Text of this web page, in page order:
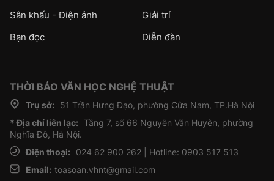
Sân khấu - Điện ảnh
Giải trí
Bạn đọc
Diễn đàn
THỜI BÁO VĂN HỌC NGHỆ THUẬT
Trụ sở:
51 Trần Hưng Đạo, phường Cửa Nam, TP.Hà Nội
* Địa chỉ liên lạc: Tầng 7, số 66 Nguyễn Văn Huyên, phường
Nghĩa Đô, Hà Nội.
Điện thoại:
024 62 900 262 | Hotline: 0903 517 513
Email: toasoan.vhnt@gmail.com